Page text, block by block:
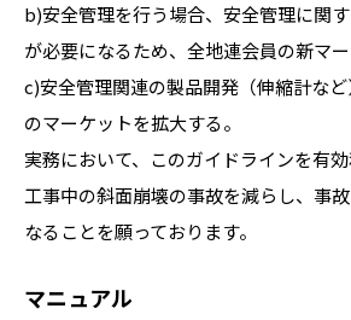
b)安全管理を行う場合、安全管理に関
が必要になるため、全地連会員の新マー
c)安全管理関連の製品開発（伸縮計な
のマーケットを拡大する。
実務において、このガイドラインを有効
工事中の斜面崩壊の事故を減らし、事
なることを願っております。
マニュアル